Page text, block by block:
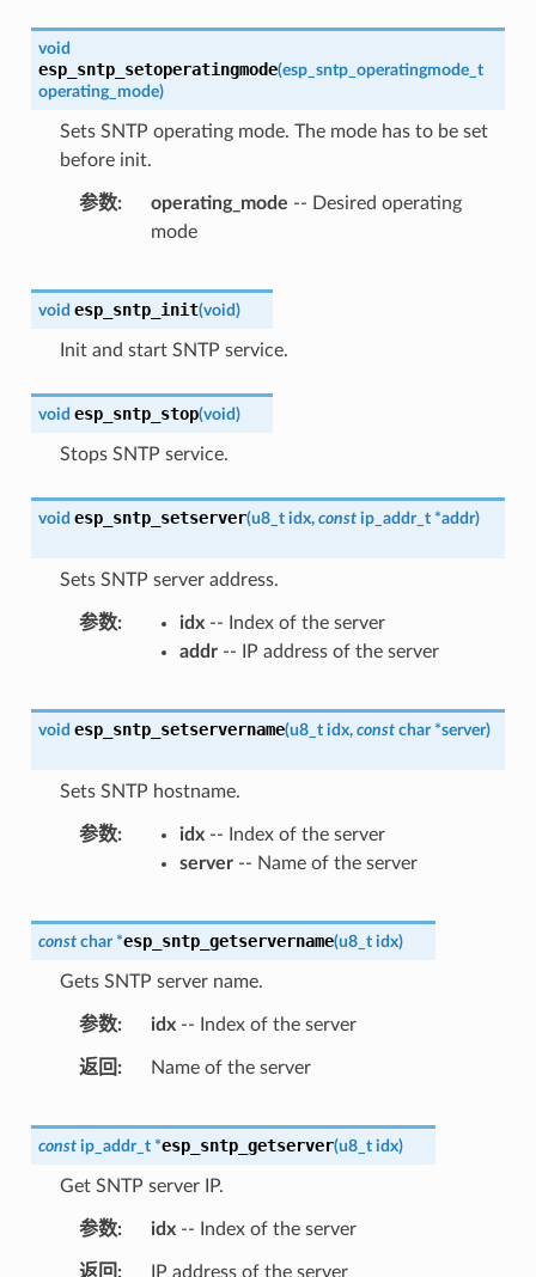
void
esp_sntp_setoperatingmode(esp_sntp_operatingmode_t
operating_mode)
Sets SNTP operating mode. The mode has to be set
before init.
参数 operating_mode -- Desired operating
mode
void esp_sntp_init(void)
Init and start SNTP service.
void esp_sntp_stop(void)
Stops SNTP service.
void esp_sntp_setserver(u8_t idx, const ip_addr_t *addr)
Sets SNTP server address.
参数 idx-- Index of the server
addr-- IP address of the server
void esp_sntp_setservername(u8_t idx, const char *server)
Sets SNTP hostname.
参数 idx-- Index of the server
server-- Name of the server
const char *esp_sntp_getservername(u8_t idx)
Gets SNTP server name.
参数 idx-- Index of the server
返回 Name of the server
const ip_addr_t *esp_sntp_getserver(u8_t idx)
Get SNTP server IP.
参数 idx-- Index of the server
返回 IP address of the server